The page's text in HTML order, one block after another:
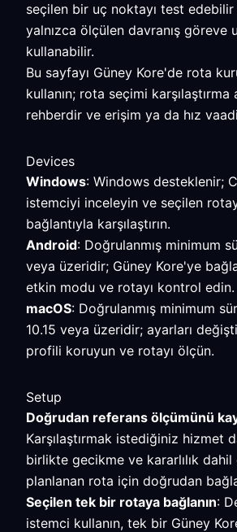
seçilen bir uç noktayı test edebilir
yalnızca ölçülen davranış göreve
kullanabilir.
Bu sayfayı Güney Kore'de rota
kullanın; rota seçimi karşılaştırma
rehberdir ve erişim ya da hız
Devices
Windows: Windows desteklenir;
istemciyi inceleyin ve seçilen
bağlantıyla karşılaştırın.
Android: Doğrulanmış minimum
veya üzeridir; Güney Kore'ye
etkin modu ve rotayı kontrol edin.
macOS: Doğrulanmış minimum
10.15 veya üzeridir; ayarları
profili koruyun ve rotayı ölçün.
Setup
Doğrudan referans ölçümünü
Karşılaştırmak istediğiniz hizmet
birlikte gecikme ve kararlılık
planlanan rota için doğrudan
Seçilen tek bir rotaya bağlanın:
istemci kullanın, tek bir Güney